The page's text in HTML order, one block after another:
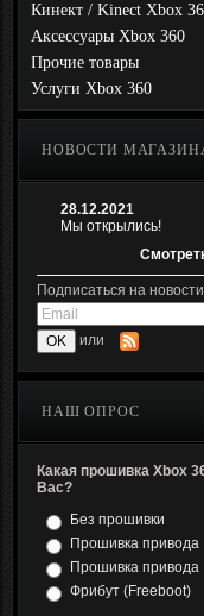
Кинект / Kinect Xbox
Аксессуары Xbox 360
Прочие товары
Услуги Xbox 360
НОВОСТИ
28.12.2021
Мы открылись!
Подписаться на
или
НАШ ОПРОС
Какая прошивка Xbox
Вас?
Без прошивки
Прошивка привода
Прошивка привода
Фрибут (Freeboot)